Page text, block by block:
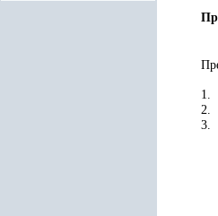
1.
2.
3.